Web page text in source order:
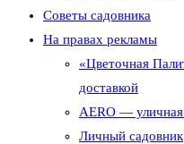
сайту
Советы садовника
На правах рекламы
«Цветочная
доставкой
AERO —
Личный садовник